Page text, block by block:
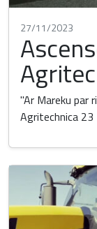
27/11/2023
"Ar Mareku par
Agritechnica 23